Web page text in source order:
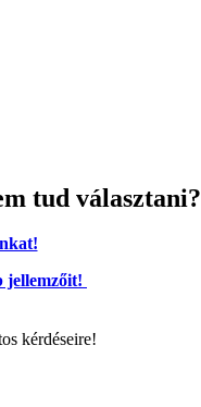
tud választani?
jellemzőit!
kérdéseire!